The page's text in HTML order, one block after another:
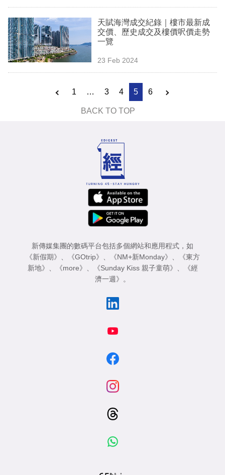
天賦海灣成交紀錄｜樓市最新成
交價、歷史成交及樓價呎價走勢
一覽
23 Feb 2024
1 … 3 4 5 6
BACK TO TOP
新傳媒集團的數碼平台包括多個網站和應用程式，如
《新假期》 、 《GOtrip》 、 《NM+新Monday》 、
《東方
新地》 、 《more》 、 《Sunday Kiss 親子童萌》 、
《經
濟一週》 。